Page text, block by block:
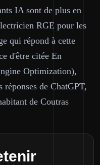
IA sont de plus en
RGE pour les
qui répond à cette
d'être citée En
Optimization),
réponses de ChatGPT,
de Coutras